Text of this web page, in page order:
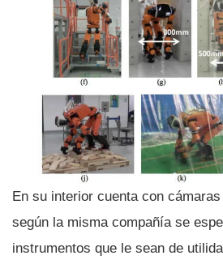
En su interior cuenta con
según la misma compañí­a se
instrumentos que le sean de